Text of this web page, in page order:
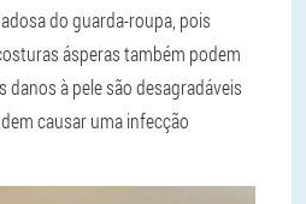
do guarda-roupa, pois
ásperas também podem
à pele são desagradáveis
causar uma infecção